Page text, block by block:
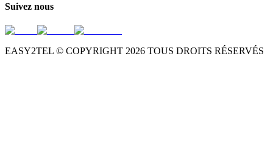
Suivez nous
EASY2TEL © COPYRIGHT 2026 TOUS DROITS RÉSERVÉS